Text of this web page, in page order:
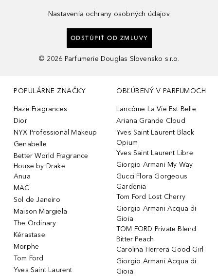
Nastavenia ochrany osobných údajov
ODSTÚPIŤ OD ZMLUVY
© 2026 Parfumerie Douglas Slovensko s.r.o.
POPULÁRNE ZNAČKY
Haze Fragrances
Dior
NYX Professional Makeup
Genabelle
Better World Fragrance
House by Drake
Anua
MAC
Sol de Janeiro
Maison Margiela
The Ordinary
Kérastase
Morphe
Tom Ford
Yves Saint Laurent
OBĽÚBENÝ V PARFUMOCH
Lancôme La Vie Est Belle
Ariana Grande Cloud
Yves Saint Laurent Black
Opium
Yves Saint Laurent Libre
Giorgio Armani My Way
Gucci Flora Gorgeous
Gardenia
Tom Ford Lost Cherry
Giorgio Armani Acqua di
Gioia
TOM FORD Private Blend
Bitter Peach
Carolina Herrera Good Girl
Giorgio Armani Acqua di
Gioia